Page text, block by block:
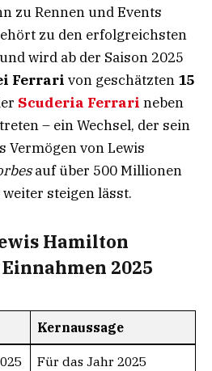
zu Rennen und Events
zu den erfolgreichsten
wird ab der Saison 2025
Ferrari von geschätzten 15
Scuderia Ferrari neben
– ein Wechsel, der sein
Vermögen von Lewis
auf über 500 Millionen
steigen lässt.
Hamilton
2025
Kernaussage
Für das Jahr 2025